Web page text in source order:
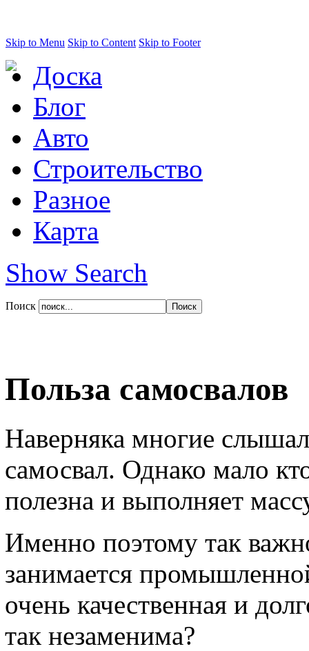
Skip to Menu Skip to Content Skip to Footer
Доска
Блог
Авто
Строительство
Разное
Карта
Show Search
Поиск
Польза самосвалов
Наверняка многие
самосвал. Однако мало
полезна и выполняет
Именно поэтому так
занимается
очень качественная и
так незаменима?